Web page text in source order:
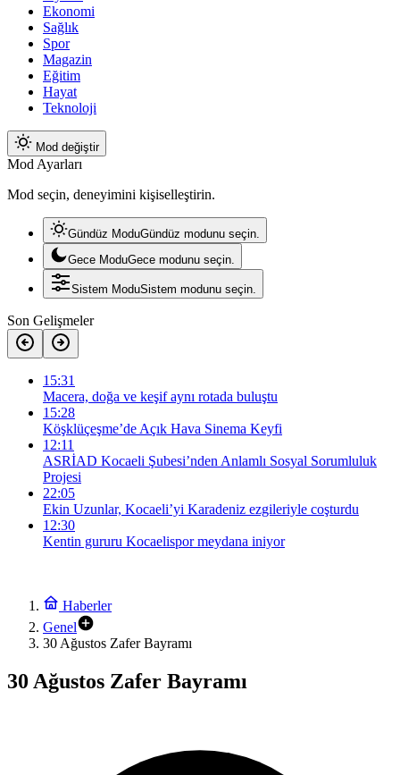
Ekonomi
Sağlık
Spor
Magazin
Eğitim
Hayat
Teknoloji
Mod değiştir
Mod Ayarları
Mod seçin, deneyimini kişiselleştirin.
Gündüz ModuGündüz modunu seçin.
Gece ModuGece modunu seçin.
Sistem ModuSistem modunu seçin.
Son Gelişmeler
15:31
Macera, doğa ve keşif aynı rotada buluştu
15:28
Köşklüçeşme’de Açık Hava Sinema Keyfi
12:11
ASRİAD Kocaeli Şubesi’nden Anlamlı Sosyal Sorumluluk
Projesi
22:05
Ekin Uzunlar, Kocaeli’yi Karadeniz ezgileriyle coşturdu
12:30
Kentin gururu Kocaelispor meydana iniyor
Haberler
Genel
30 Ağustos Zafer Bayramı
30 Ağustos Zafer Bayramı